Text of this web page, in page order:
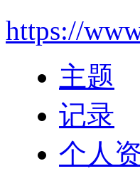
https://
主题
记录
个人